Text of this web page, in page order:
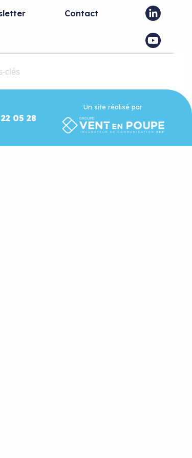
Contact
05 28
Un site réalisé par